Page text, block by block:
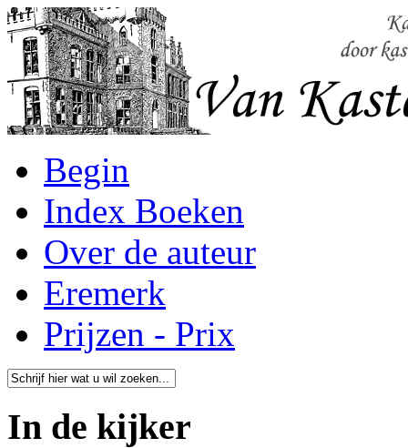
Begin
Index Boeken
Over de auteur
Eremerk
Prijzen - Prix
In de kijker